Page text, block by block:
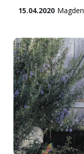
Stellen
E-
Paper
App
15.04.2020 Magden